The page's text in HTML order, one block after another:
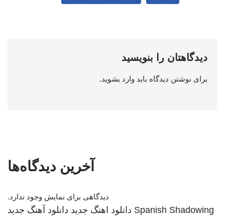
دیدگاهتان را بنویسید
برای نوشتن دیدگاه باید وارد بشوید.
آخرین دیدگاه‌ها
دیدگاهی برای نمایش وجود ندارد.
Spanish Shadowing دانلود اهنگ جدید دانلود آهنگ جدید